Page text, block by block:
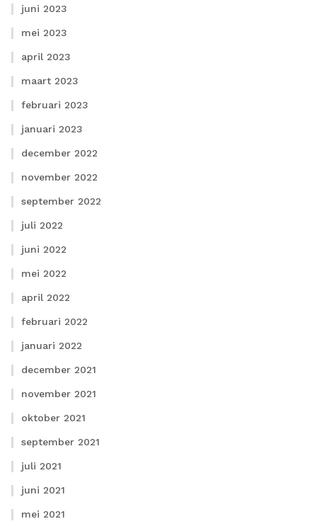
juni 2023
mei 2023
april 2023
maart 2023
februari 2023
januari 2023
december 2022
november 2022
september 2022
juli 2022
juni 2022
mei 2022
april 2022
februari 2022
januari 2022
december 2021
november 2021
oktober 2021
september 2021
juli 2021
juni 2021
mei 2021